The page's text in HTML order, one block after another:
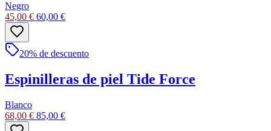
Negro
45,00 € 60,00 €
20% de descuento
Espinilleras de piel Tide Force
Blanco
68,00 € 85,00 €